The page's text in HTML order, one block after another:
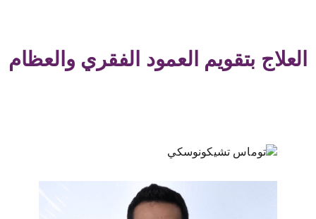
العلاج بتقويم العمود الفقري والعظام